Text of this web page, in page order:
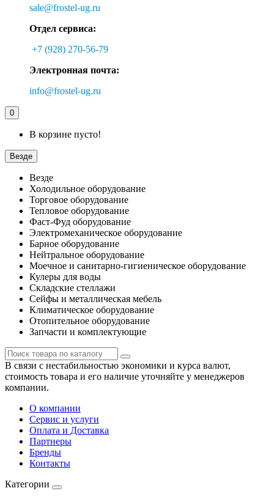
sale@frostel-ug.ru
Отдел сервиса:
+7 (928) 270-56-79
Электронная почта:
info@frostel-ug.ru
0
В корзине пусто!
Везде
Везде
Холодильное оборудование
Торговое оборудование
Тепловое оборудование
Фаст-Фуд оборудование
Электромеханическое оборудование
Барное оборудование
Нейтральное оборудование
Моечное и санитарно-гигиеническое оборудование
Кулеры для воды
Складские стеллажи
Сейфы и металлическая мебель
Климатическое оборудование
Отопительное оборудование
Запчасти и комплектующие
В связи с нестабильностью экономики и курса валют,
стоимость товара и его наличие уточняйте у менеджеров
компании.
О компании
Сервис и услуги
Оплата и Доставка
Партнеры
Бренды
Контакты
Категории